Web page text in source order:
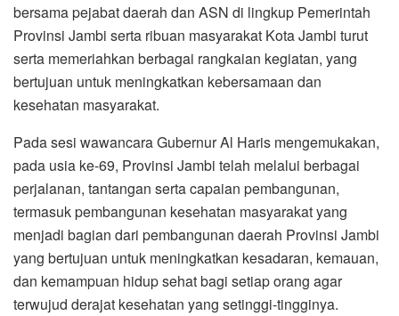
bersama pejabat daerah dan ASN di lingkup Pemerintah
Provinsi Jambi serta ribuan masyarakat Kota Jambi turut
serta memeriahkan berbagai rangkaian kegiatan, yang
bertujuan untuk meningkatkan kebersamaan dan
kesehatan masyarakat.
Pada sesi wawancara Gubernur Al Haris mengemukakan,
pada usia ke-69, Provinsi Jambi telah melalui berbagai
perjalanan, tantangan serta capaian pembangunan,
termasuk pembangunan kesehatan masyarakat yang
menjadi bagian dari pembangunan daerah Provinsi Jambi
yang bertujuan untuk meningkatkan kesadaran, kemauan,
dan kemampuan hidup sehat bagi setiap orang agar
terwujud derajat kesehatan yang setinggi-tingginya.